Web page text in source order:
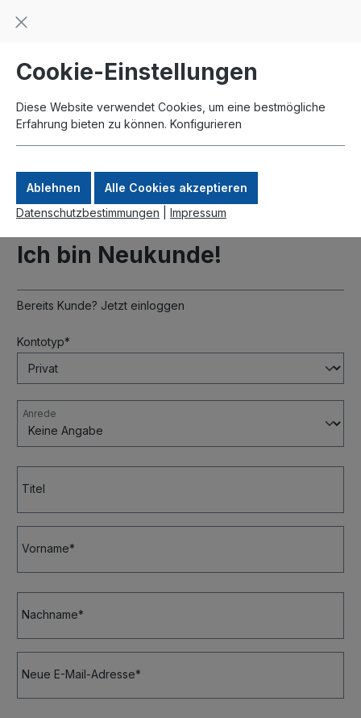
springen
Zahlung per Paypal
Ich bin Neukunde!
Bereits Kunde? Jetzt einloggen
Persönliche Informationen
Kontotyp*
Anrede
Titel
Vorname*
Nachname*
Neue E-Mail-Adresse*
Cookie-Einstellungen
Diese Website verwendet Cookies, um eine bestmögliche
Erfahrung bieten zu können. Konfigurieren
Ablehnen
Alle Cookies akzeptieren
Datenschutzbestimmungen
Impressum